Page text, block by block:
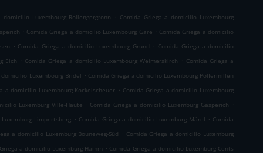
domicilio Luxembourg Rollengergronn . Comida Griega a domicilio Luxembourg
. Comida Griega a domicilio Luxembourg Gare . Comida Griega a domicilio
. Comida Griega a domicilio Luxembourg Grund . Comida Griega a domicilio
Eich . Comida Griega a domicilio Luxembourg Weimerskirch . Comida Griega a
domicilio Luxembourg Bridel . Comida Griega a domicilio Luxembourg Polfermillen
a domicilio Luxembourg Kockelscheuer . Comida Griega a domicilio Luxembourg
Luxemburg Ville-Haute . Comida Griega a domicilio Luxemburg Gasperich .
Limpertsberg . Comida Griega a domicilio Luxemburg Märel . Comida
a domicilio Luxemburg Bouneweg-Süd . Comida Griega a domicilio Luxemburg
a domicilio Luxemburg Hamm . Comida Griega a domicilio Luxemburg Cents